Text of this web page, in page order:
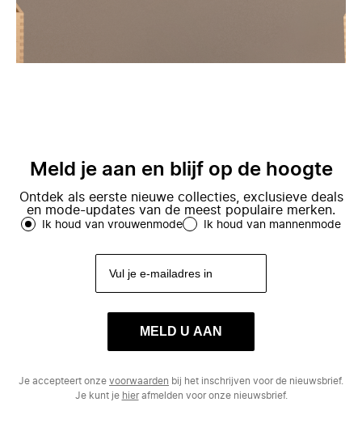
Meld je aan en blijf op de hoogte
Ontdek als eerste nieuwe collecties, exclusieve deals
en mode-updates van de meest populaire merken.
Ik houd van vrouwenmode Ik houd van mannenmode
MELD U AAN
Je accepteert onze voorwaarden bij het inschrijven voor de nieuwsbrief.
Je kunt je hierafmelden voor onze nieuwsbrief.